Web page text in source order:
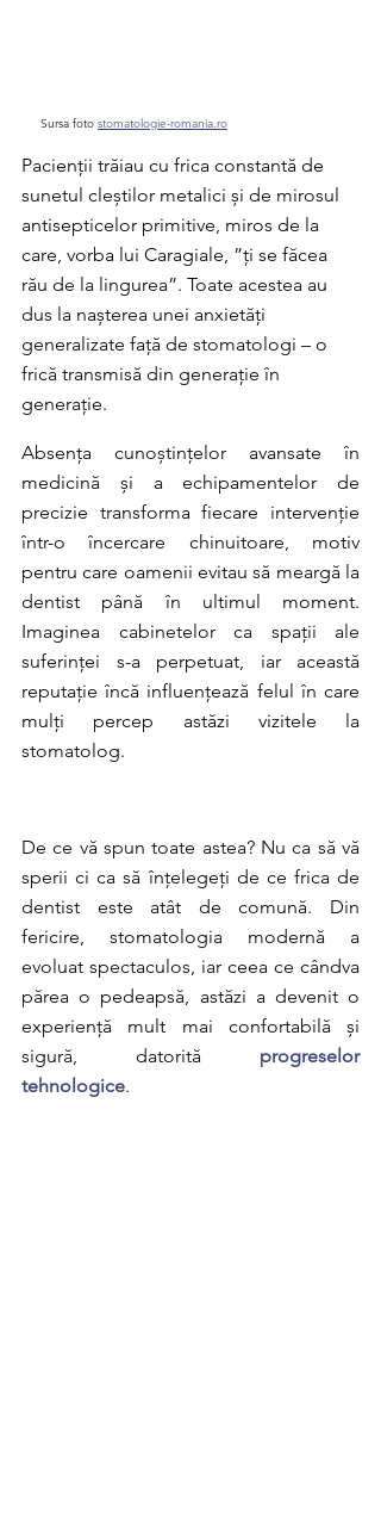
Sursa foto stomatologie-romania.ro
Pacienții trăiau cu frica constantă de
sunetul cleștilor metalici și de mirosul
antisepticelor primitive, miros de la
care, vorba lui Caragiale, ”ți se făcea
rău de la lingurea”. Toate acestea au
dus la nașterea unei anxietăți
generalizate față de stomatologi – o
frică transmisă din generație în
generație.
Absența cunoștințelor avansate în
medicină și a echipamentelor de
precizie transforma fiecare intervenție
într-o încercare chinuitoare, motiv
pentru care oamenii evitau să meargă la
dentist până în ultimul moment.
Imaginea cabinetelor ca spații ale
suferinței s-a perpetuat, iar această
reputație încă influențează felul în care
mulți percep astăzi vizitele la
stomatolog.
De ce vă spun toate astea? Nu ca să vă
sperii ci ca să înțelegeți de ce frica de
dentist este atât de comună. Din
fericire, stomatologia modernă a
evoluat spectaculos, iar ceea ce cândva
părea o pedeapsă, astăzi a devenit o
experiență mult mai confortabilă și
sigură, datorită progreselor
tehnologice.